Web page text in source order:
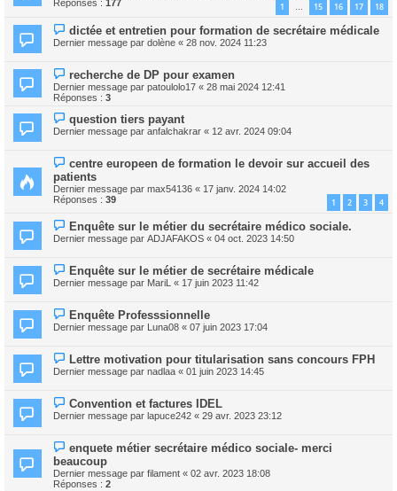
Réponses : 177 1 … 15 16 17 18
dictée et entretien pour formation de secrétaire médicale
Dernier message par dolène « 28 nov. 2024 11:23
recherche de DP pour examen
Dernier message par patoulolo17 « 28 mai 2024 12:41
Réponses : 3
question tiers payant
Dernier message par anfalchakrar « 12 avr. 2024 09:04
centre europeen de formation le devoir sur accueil des
patients
Dernier message par max54136 « 17 janv. 2024 14:02
Réponses : 39 1 2 3 4
Enquête sur le métier du secrétaire médico sociale.
Dernier message par ADJAFAKOS « 04 oct. 2023 14:50
Enquête sur le métier de secrétaire médicale
Dernier message par MariL « 17 juin 2023 11:42
Enquête Professsionnelle
Dernier message par Luna08 « 07 juin 2023 17:04
Lettre motivation pour titularisation sans concours FPH
Dernier message par nadlaa « 01 juin 2023 14:45
Convention et factures IDEL
Dernier message par lapuce242 « 29 avr. 2023 23:12
enquete métier secrétaire médico sociale- merci
beaucoup
Dernier message par filament « 02 avr. 2023 18:08
Réponses : 2